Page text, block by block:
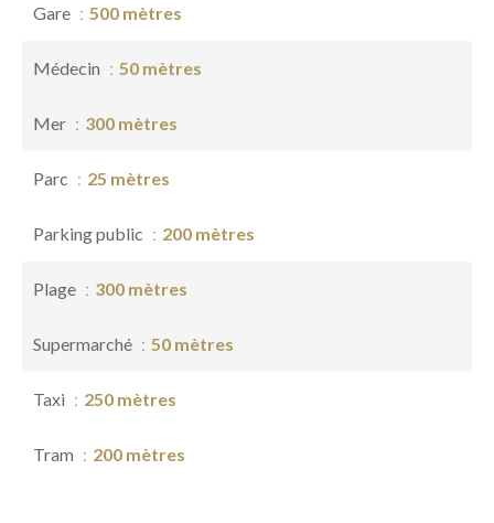
Gare 500 mètres
Médecin 50 mètres
Mer 300 mètres
Parc 25 mètres
Parking public 200 mètres
Plage 300 mètres
Supermarché 50 mètres
Taxi 250 mètres
Tram 200 mètres